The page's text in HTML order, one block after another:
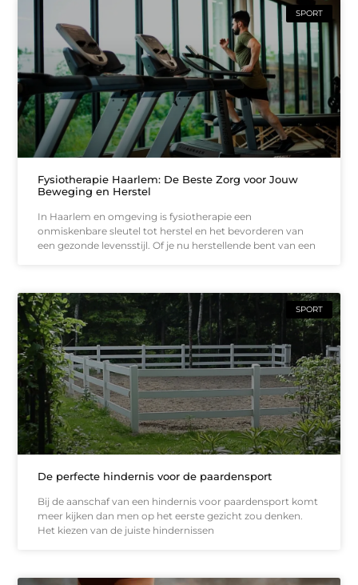
SPORT
Fysiotherapie Haarlem: De Beste Zorg voor Jouw
Beweging en Herstel
In Haarlem en omgeving is fysiotherapie een
onmiskenbare sleutel tot herstel en het bevorderen van
een gezonde levensstijl. Of je nu herstellende bent van een
SPORT
De perfecte hindernis voor de paardensport
Bij de aanschaf van een hindernis voor paardensport komt
meer kijken dan men op het eerste gezicht zou denken.
Het kiezen van de juiste hindernissen